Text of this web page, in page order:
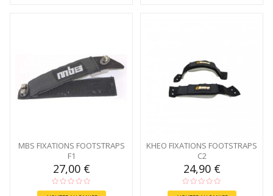
MBS FIXATIONS FOOTSTRAPS
F1
27,00 €
KHEO FIXATIONS FOOTSTRAPS
C2
24,90 €